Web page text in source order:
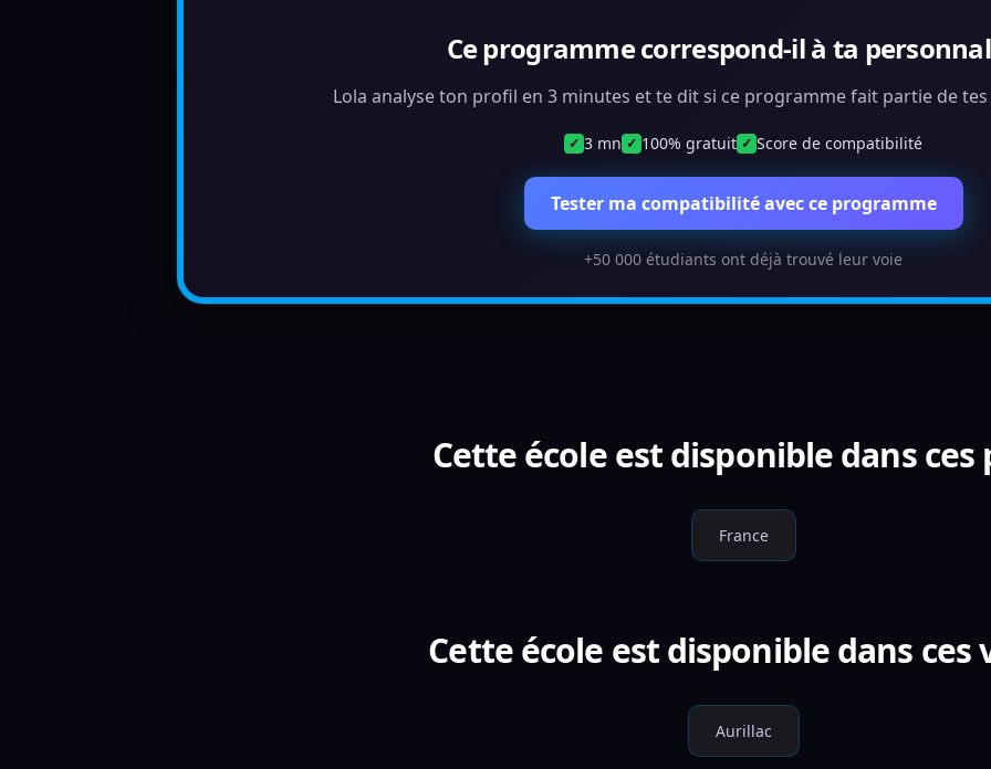
Ce programme correspond-il à ta
Lola analyse ton profil en 3 minutes et te dit si ce programme fait partie de tes
✓ 3 mn ✓ 100% gratuit ✓ Score de compatibilité
Tester ma compatibilité avec ce programme
+50 000 étudiants ont déjà trouvé leur voie
Cette école est disponible dans ces
France
Cette école est disponible dans ces
Aurillac